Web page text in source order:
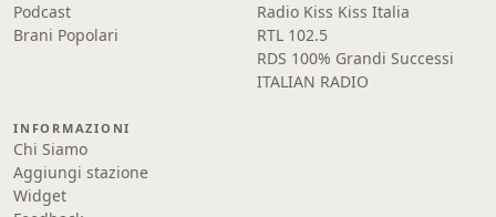
Podcast
Brani Popolari
Radio Kiss Kiss Italia
RTL 102.5
RDS 100% Grandi Successi
ITALIAN RADIO
INFORMAZIONI
Chi Siamo
Aggiungi stazione
Widget